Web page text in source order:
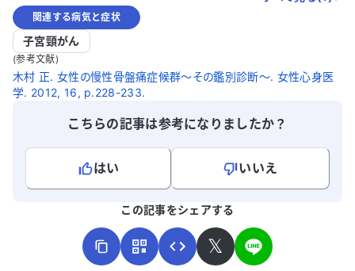
関連する病気と症状
子宮頸がん
(参考文献)
木村 正. 女性の慢性骨盤痛症候群～その鑑別診断～. 女性心身医
学. 2012, 16, p.228-233.
こちらの記事は参考になりましたか？
はい
いいえ
この記事をシェアする
𝕏